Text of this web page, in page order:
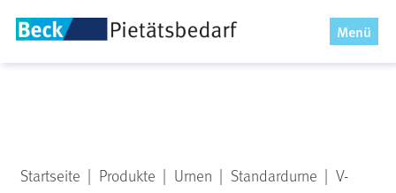
Menü
x
Startseite | Produkte | Urnen | Standardurne | V-